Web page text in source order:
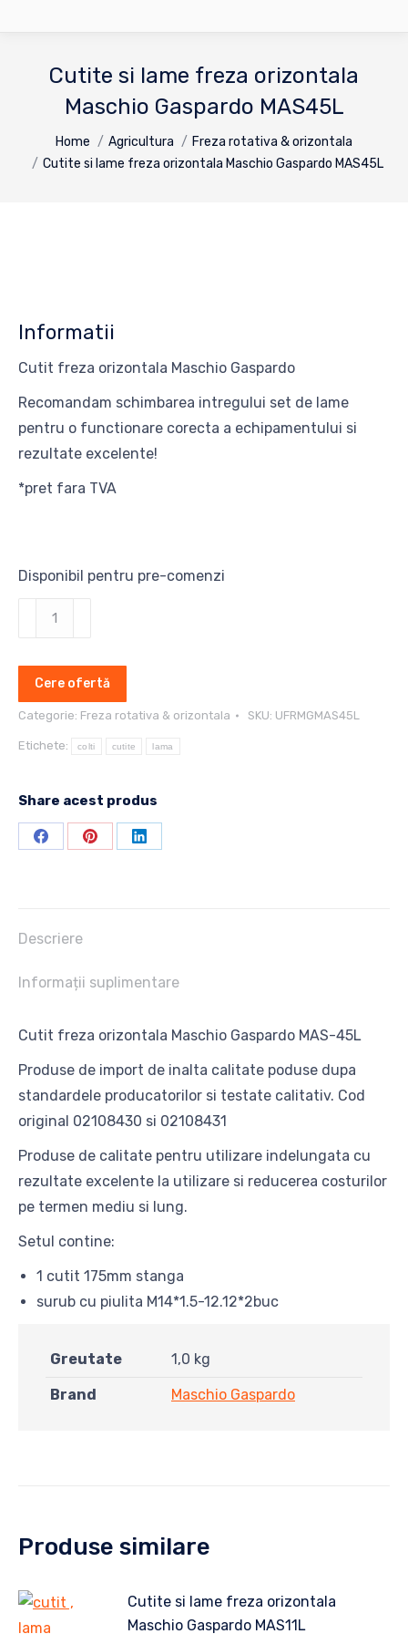
Cutite si lame freza orizontala
Maschio Gaspardo MAS45L
You are here:
Home Agricultura
Freza rotativa & orizontala
Cutite si lame freza orizontala Maschio Gaspardo MAS45L
Informatii
Cutit freza orizontala Maschio Gaspardo
Recomandam schimbarea intregului set de lame
pentru o functionare corecta a echipamentului si
rezultate excelente!
*pret fara TVA
Disponibil pentru pre-comenzi
Cantitate
Cutite
lame
freza
orizontala
Cere ofertă
Categorie: Freza rotativa & orizontala SKU: UFRMGMAS45L
Etichete: colti cutite lama
Share acest produs
Share Share Share
Descriere
Informații suplimentare
Cutit freza orizontala Maschio Gaspardo MAS-45L
Produse de import de inalta calitate poduse dupa
standardele producatorilor si testate calitativ. Cod
original 02108430 si 02108431
Produse de calitate pentru utilizare indelungata cu
rezultate excelente la utilizare si reducerea costurilor
pe termen mediu si lung.
Setul contine:
1 cutit 175mm stanga
surub cu piulita M14*1.5-12.12*2buc
Greutate 1,0 kg
Brand Maschio Gaspardo
Produse similare
Cutite si lame freza orizontala
Maschio Gaspardo MAS11L